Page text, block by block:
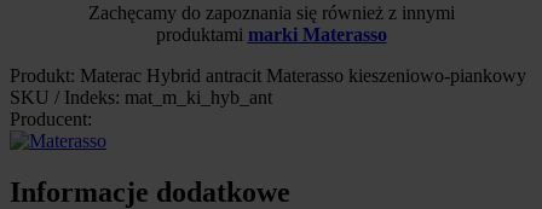
Zachęcamy do zapoznania się również z innymi
produktami markiMaterasso
Produkt: Materac Hybrid antracit Materasso kieszeniowo-piankowy
SKU / Indeks: mat_m_ki_hyb_ant
Producent:
Informacje dodatkowe